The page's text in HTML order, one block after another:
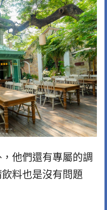
他們還有專屬的調
料也是沒有問題